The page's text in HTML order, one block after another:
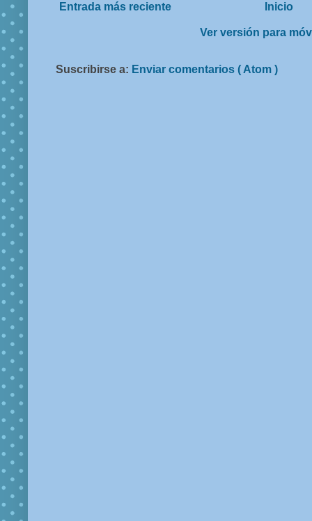
Entrada más reciente Inicio
Ver versión para
Suscribirse a: Enviar comentarios ( Atom )